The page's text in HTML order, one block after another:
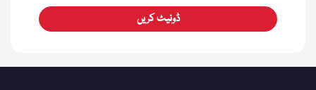
ڈونیٹ کریں